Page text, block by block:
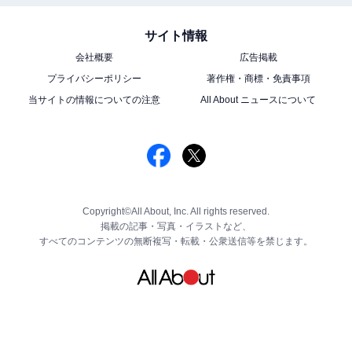
サイト情報
会社概要
広告掲載
プライバシーポリシー
著作権・商標・免責事項
当サイトの情報についての注意
All About ニュースについて
Copyright©All About, Inc. All rights reserved.
掲載の記事・写真・イラストなど、
すべてのコンテンツの無断複写・転載・公衆送信等を禁じます。